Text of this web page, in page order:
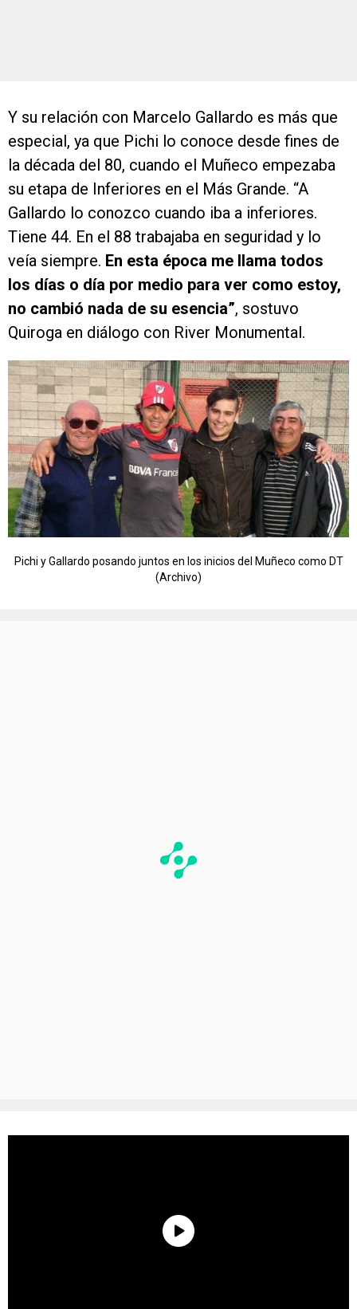
Y su relación con Marcelo Gallardo es más que
especial, ya que Pichi lo conoce desde fines de
la década del 80, cuando el Muñeco empezaba
su etapa de Inferiores en el Más Grande. “A
Gallardo lo conozco cuando iba a inferiores.
Tiene 44. En el 88 trabajaba en seguridad y lo
veía siempre. En esta época me llama todos
los días o día por medio para ver como estoy,
no cambió nada de su esencia”, sostuvo
Quiroga en diálogo con River Monumental.
Pichi y Gallardo posando juntos en los inicios del Muñeco como DT
(Archivo)